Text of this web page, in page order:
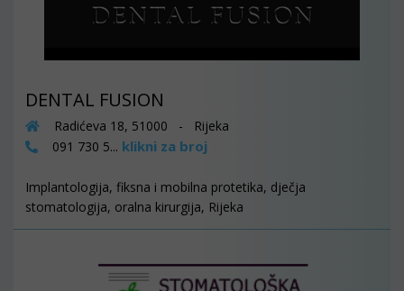
DENTAL FUSION
Radićeva 18, 51000 - Rijeka
091 730 5... klikni za broj
Implantologija, fiksna i mobilna protetika, dječja
stomatologija, oralna kirurgija, Rijeka